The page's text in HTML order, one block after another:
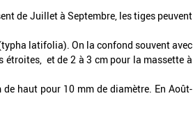
de Juillet à Septembre, les tiges peuvent
latifolia). On la confond souvent avec
étroites, et de 2 à 3 cm pour la massette à
haut pour 10 mm de diamètre. En Août-